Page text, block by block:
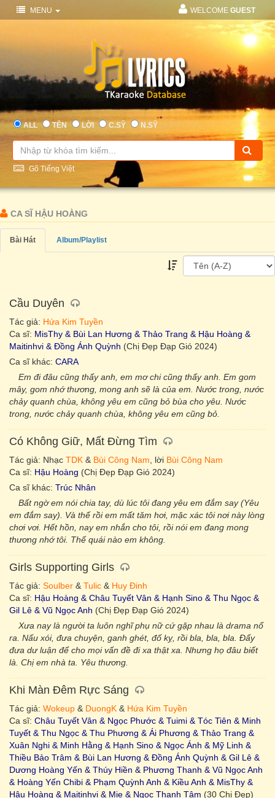
MENU WELCOME GUEST
ALL TÊN LỜI C.SỸ N.SỸ
Gõ Tiếng Việt
CA SĨ HẬU HOÀNG
Bài Hát Album/Playlist
Cầu Duyên
Tác giả: Hứa Kim Tuyền
Ca sĩ: MisThy & Bùi Lan Hương & Thảo Trang & Hậu Hoàng &
Maitinhvi & Đồng Ánh Quỳnh (Chị Đẹp Đạp Gió 2024)
Ca sĩ khác: CARA
Em đi đâu cũng thấy anh, em mơ chi cũng thấy anh. Em gom
mây, gom nhớ thương, mong anh sẽ là của em. Nước trong, nước
chảy quanh chùa, không yêu em cũng bỏ bùa cho yêu. Nước
trong, nước chảy quanh chùa, không yêu em cũng bỏ.
Có Không Giữ, Mất Đừng Tìm
Tác giả: Nhạc TDK & Bùi Công Nam , lời Bùi Công Nam
Ca sĩ: Hậu Hoàng (Chị Đẹp Đạp Gió 2024)
Ca sĩ khác: Trúc Nhân
Bất ngờ em nói chia tay, dù lúc tôi đang yêu em đắm say (Yêu
em đắm say). Và thế rồi em mất tăm hơi, mặc xác tôi nơi này lòng
chơi vơi. Hết hồn, nay em nhắn cho tôi, rồi nói em đang mong
thương nhớ tôi. Thế quái nào em không.
Girls Supporting Girls
Tác giả: Soulber & Tulic & Huy Đinh
Ca sĩ: Hậu Hoàng & Châu Tuyết Vân & Hạnh Sino & Thu Ngọc &
Gil Lê & Vũ Ngọc Anh (Chị Đẹp Đạp Gió 2024)
Xưa nay là người ta luôn nghĩ phụ nữ cứ gặp nhau là drama nổ
ra. Nấu xói, đưa chuyện, ganh ghét, đố kỵ, rồi bla, bla, bla. Đẩy
đưa dư luận để cho mọi vấn đề đi xa thật xa. Nhưng họ đâu biết
là. Chị em nhà ta. Yêu thương.
Khi Màn Đêm Rực Sáng
Tác giả: Wokeup & DuongK & Hứa Kim Tuyền
Ca sĩ: Châu Tuyết Vân & Ngọc Phước & Tuimi & Tóc Tiên & Minh
Tuyết & Thu Ngọc & Thu Phương & Ái Phương & Thảo Trang &
Xuân Nghi & Minh Hằng & Hạnh Sino & Ngọc Ánh & Mỹ Linh &
Thiều Bảo Trâm & Bùi Lan Hương & Đồng Ánh Quỳnh & Gil Lê &
Dương Hoàng Yến & Thúy Hiền & Phương Thanh & Vũ Ngọc Anh
& Hoàng Yến Chibi & Phạm Quỳnh Anh & Kiều Anh & MisThy &
Hậu Hoàng & Maitinhvi & Mie & Ngọc Thanh Tâm (30 Chị Đẹp)